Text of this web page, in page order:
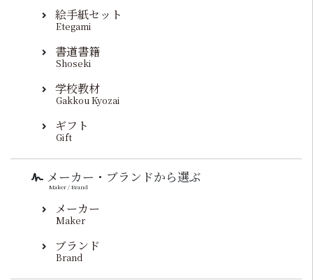
絵手紙セット
Etegami
書道書籍
Shoseki
学校教材
Gakkou Kyozai
ギフト
Gift
メーカー・ブランドから選ぶ
Maker / Brand
メーカー
Maker
ブランド
Brand